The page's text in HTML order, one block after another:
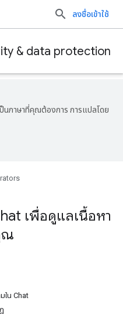
ลงชื่อเข้าใช้
& data protection
นภาษาที่คุณต้องการ การแปลโดย
เพื่อดูแลเนื้อหา
ณ
ใน Chat